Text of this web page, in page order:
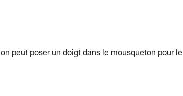
peut poser un doigt dans le mousqueton pour le